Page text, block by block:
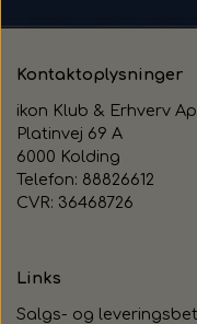
Kontaktoplysninger
ikon Klub & Erhverv
Platinvej 69 A
6000 Kolding
Telefon: 88826612
CVR: 36468726
Links
Salgs- og